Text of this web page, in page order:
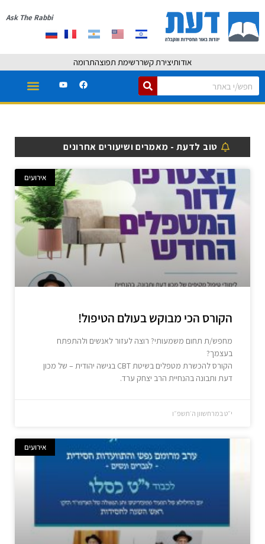
Ask The Rabbi
אודותיצירת קשררשימת תפוצהתרומה
טוב לדעת - מאמרים ושיעורים אחרונים
אירועים
הקורס הכי מבוקש בעולם הטיפול!
מחפש/ת תחום משמעותי? רוצה לעזור לאנשים ולהתפתח
בעצמך?
הקורס להכשרת מטפלים בשיטת CBT בגישה יהודית – של מכון
דעת ותבונה בהנחיית הרב יצחק ערד.
י״ט במרחשוון ה׳תשפ״ו
אירועים